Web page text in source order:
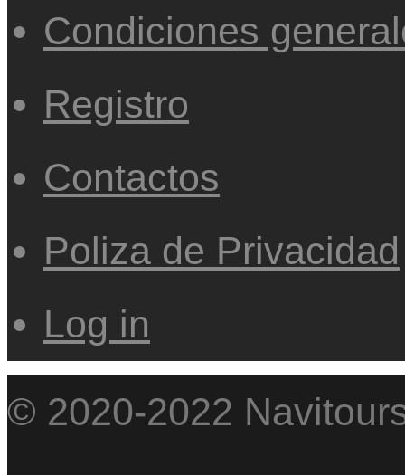
Condiciones
Registro
Contactos
Poliza de Privacidad
Log in
© 2020-2022